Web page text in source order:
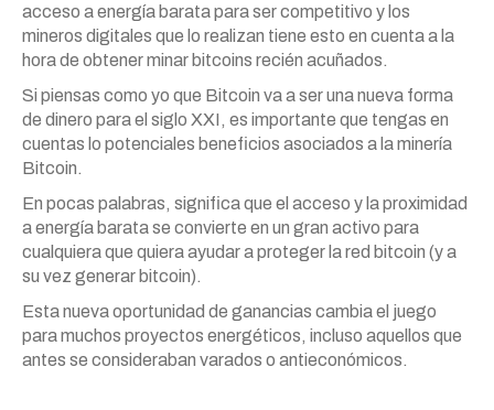
acceso a energía barata para ser competitivo y los
mineros digitales que lo realizan tiene esto en cuenta a la
hora de obtener minar bitcoins recién acuñados.
Si piensas como yo que Bitcoin va a ser una nueva forma
de dinero para el siglo XXI, es importante que tengas en
cuentas lo potenciales beneficios asociados a la minería
Bitcoin.
En pocas palabras, significa que el acceso y la proximidad
a energía barata se convierte en un gran activo para
cualquiera que quiera ayudar a proteger la red bitcoin (y a
su vez generar bitcoin).
Esta nueva oportunidad de ganancias cambia el juego
para muchos proyectos energéticos, incluso aquellos que
antes se consideraban varados o antieconómicos.